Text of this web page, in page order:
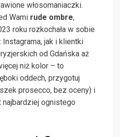
włosomaniaczki.
Wami rude ombre,
roku rozkochała w sobie
jak i klientki
od Gdańska aż
niż kolor – to
oddech, przygotuj
prosecco, bez oceny) i
ognistego